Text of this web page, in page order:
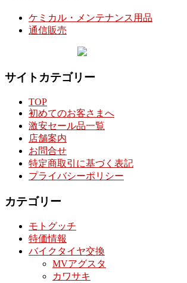
ケミカル・メンテナンス用品
通信販売
サイトカテゴリー
TOP
初めてのお客さまへ
激安セール品一覧
店舗案内
お問合せ
特定商取引に基づく表記
プライバシーポリシー
カテゴリー
モトグッチ
特価情報
バイクタイヤ交換
MVアグスタ
カワサキ